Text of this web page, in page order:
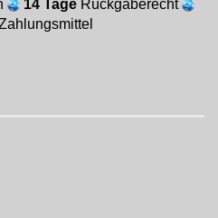
14 Tage Rückgaberecht